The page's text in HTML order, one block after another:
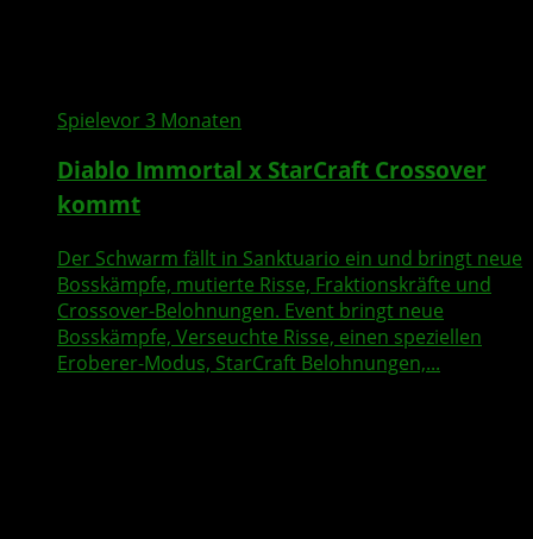
Spielevor 3 Monaten
Diablo Immortal x StarCraft Crossover
kommt
Der Schwarm fällt in Sanktuario ein und bringt neue
Bosskämpfe, mutierte Risse, Fraktionskräfte und
Crossover-Belohnungen. Event bringt neue
Bosskämpfe, Verseuchte Risse, einen speziellen
Eroberer-Modus, StarCraft Belohnungen,...